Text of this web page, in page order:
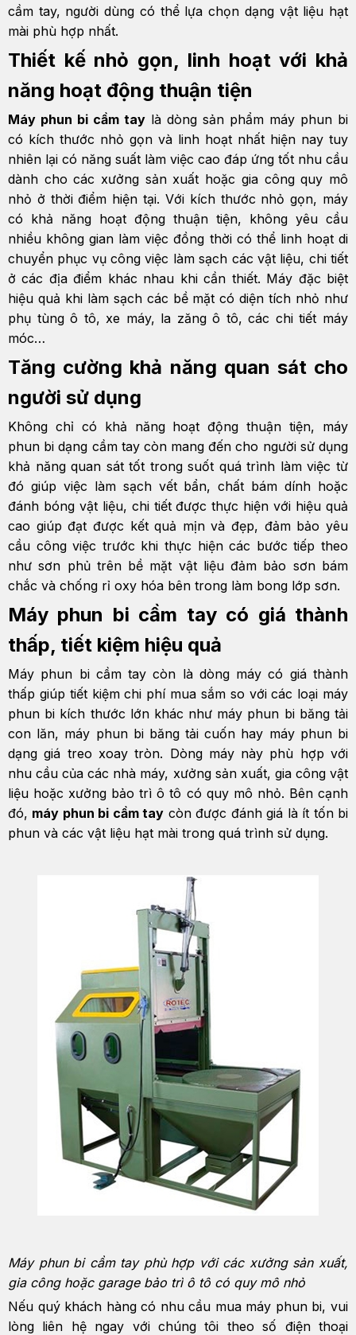
cầm tay, người dùng có thể lựa chọn dạng vật liệu hạt
mài phù hợp nhất.
Thiết kế nhỏ gọn, linh hoạt với khả
năng hoạt động thuận tiện
Máy phun bi cầm tay là dòng sản phẩm máy phun bi
có kích thước nhỏ gọn và linh hoạt nhất hiện nay tuy
nhiên lại có năng suất làm việc cao đáp ứng tốt nhu cầu
dành cho các xưởng sản xuất hoặc gia công quy mô
nhỏ ở thời điểm hiện tại. Với kích thước nhỏ gọn, máy
có khả năng hoạt động thuận tiện, không yêu cầu
nhiều không gian làm việc đồng thời có thể linh hoạt di
chuyển phục vụ công việc làm sạch các vật liệu, chi tiết
ở các địa điểm khác nhau khi cần thiết. Máy đặc biệt
hiệu quả khi làm sạch các bề mặt có diện tích nhỏ như
phụ tùng ô tô, xe máy, la zăng ô tô, các chi tiết máy
móc…
Tăng cường khả năng quan sát cho
người sử dụng
Không chỉ có khả năng hoạt động thuận tiện, máy
phun bi dạng cầm tay còn mang đến cho người sử dụng
khả năng quan sát tốt trong suốt quá trình làm việc từ
đó giúp việc làm sạch vết bẩn, chất bám dính hoặc
đánh bóng vật liệu, chi tiết được thực hiện với hiệu quả
cao giúp đạt được kết quả mịn và đẹp, đảm bảo yêu
cầu công việc trước khi thực hiện các bước tiếp theo
như sơn phủ trên bề mặt vật liệu đảm bảo sơn bám
chắc và chống rỉ oxy hóa bên trong làm bong lớp sơn.
Máy phun bi cầm tay có giá thành
thấp, tiết kiệm hiệu quả
Máy phun bi cầm tay còn là dòng máy có giá thành
thấp giúp tiết kiệm chi phí mua sắm so với các loại máy
phun bi kích thước lớn khác như máy phun bi băng tải
con lăn, máy phun bi băng tải cuốn hay máy phun bi
dạng giá treo xoay tròn. Dòng máy này phù hợp với
nhu cầu của các nhà máy, xưởng sản xuất, gia công vật
liệu hoặc xưởng bảo trì ô tô có quy mô nhỏ. Bên cạnh
đó, máy phun bi cầm tay còn được đánh giá là ít tốn bi
phun và các vật liệu hạt mài trong quá trình sử dụng.
Máy phun bi cầm tay phù hợp với các xưởng sản xuất,
gia công hoặc garage bảo trì ô tô có quy mô nhỏ
Nếu quý khách hàng có nhu cầu mua máy phun bi, vui
lòng liên hệ ngay với chúng tôi theo số điện thoại